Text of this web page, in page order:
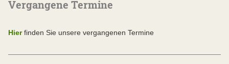
Vergangene Termine
Hierfinden Sie unsere vergangenen Termine